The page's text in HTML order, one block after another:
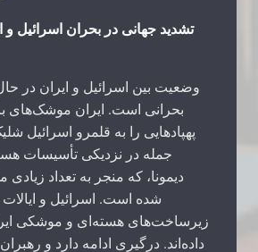
تشدید جهانی در بحران اسرائیل و
وضعیت بین اسرائیل و ایران در
بحرانی است. ایران موشک‌های
پهپادهایی را به قلمرو اسرائیل
جمله در نزدیکی تأسیسات
دیمونا، که منجر به تعداد
شده است. اسرائیل و ایالات
زیرساخت‌های هسته‌ای و موشکی
داده‌اند. درگیری ادامه دارد و